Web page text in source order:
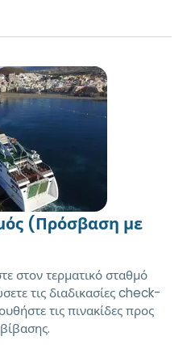
(Πρόσβαση με
στον τερματικό σταθμό
τις διαδικασίες check-
τις πινακίδες προς